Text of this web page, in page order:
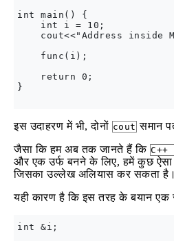
int main() {
    int i = 10;
cout<<"Address
    func(i);
    return 0;
}
इस उदाहरण में भी, दोनों cout समान
जैसा कि हम अब तक जानते हैं कि C++
और एक उर्फ बनने के लिए, हमें कुछ
जिसका उल्लेख अलियास कर सकता है।
यही कारण है कि इस तरह के बयान
int &i;